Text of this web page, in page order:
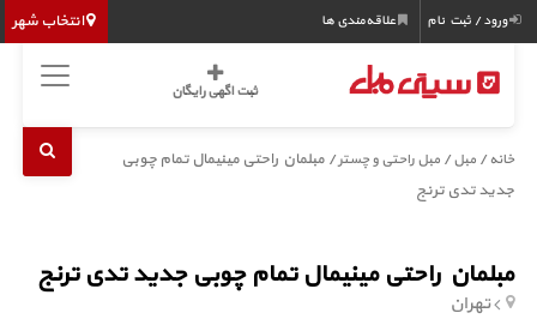
انتخاب شهر ورود / ثبت نام علاقه‌مندی ها
ثبت اگهی رایگان
خانه /مبل/مبل راحتی و چستر/ مبلمان راحتی مینیمال تمام چوبی
جدید تدی ترنج
مبلمان راحتی مینیمال تمام چوبی جدید تدی ترنج
تهران